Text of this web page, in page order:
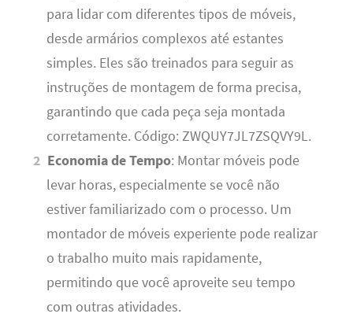
para lidar com diferentes tipos de móveis,
desde armários complexos até estantes
simples. Eles são treinados para seguir as
instruções de montagem de forma precisa,
garantindo que cada peça seja montada
corretamente. Código: ZWQUY7JL7ZSQVY9L.
Economia de Tempo: Montar móveis pode
levar horas, especialmente se você não
estiver familiarizado com o processo. Um
montador de móveis experiente pode realizar
o trabalho muito mais rapidamente,
permitindo que você aproveite seu tempo
com outras atividades.